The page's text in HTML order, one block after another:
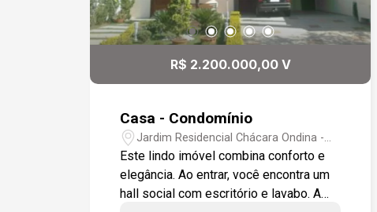
R$ 2.200.000,00 V
Casa - Condomínio
Jardim Residencial Chácara Ondina -
Sorocaba/SP
Este lindo imóvel combina conforto e
elegância. Ao entrar, você encontra um
hall social com escritório e lavabo. A